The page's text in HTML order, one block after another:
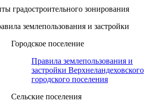
градостроительного зонирования
землепользования и застройки
Городское поселение
Правила землепользования и
застройки Верхнеландеховского
городского поселения
Сельские поселения